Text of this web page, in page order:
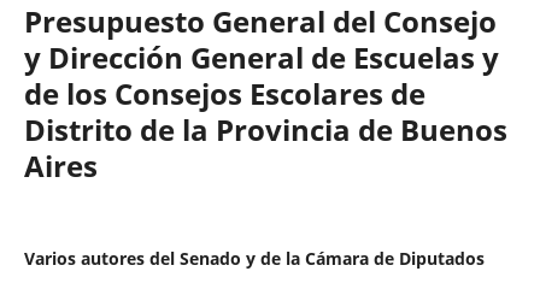
Presupuesto General del Consejo
y Dirección General de Escuelas y
de los Consejos Escolares de
Distrito de la Provincia de Buenos
Aires
Varios autores del Senado y de la Cámara de Diputados